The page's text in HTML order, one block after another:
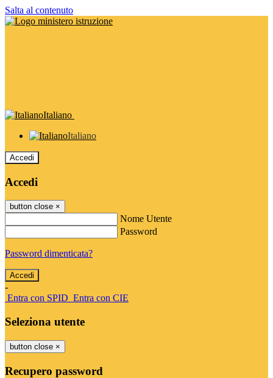
Salta al contenuto
Italiano
Italiano
Accedi
Accedi
button close ×
Nome Utente
Password
Password dimenticata?
-
Entra con SPID Entra con CIE
Seleziona utente
button close ×
Recupero password